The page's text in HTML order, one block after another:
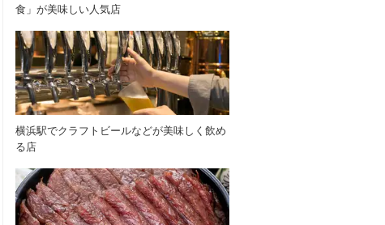
食」が美味しい人気店
横浜駅でクラフトビールなどが美味しく飲め
る店